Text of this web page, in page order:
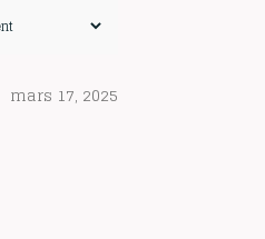
mars 17, 2025